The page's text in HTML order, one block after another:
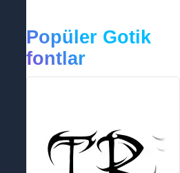
Popüler Gotik
fontlar